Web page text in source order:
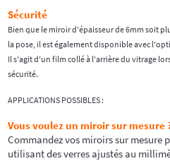
Sécurité
Bien que le miroir d'épaisseur de 6mm soit
la pose, il est également disponible avec
Il s'agit d'un film collé à l'arrière du vitrage
sécurité.
APPLICATIONS POSSIBLES :
Vous voulez un miroir sur mesure
Commandez vos miroirs sur mesure
utilisant des verres ajustés au